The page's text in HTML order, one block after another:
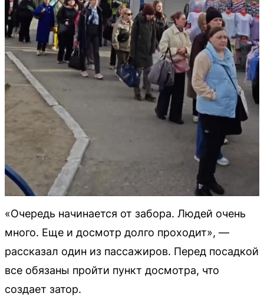
«Очередь начинается от забора. Людей очень
много. Еще и досмотр долго проходит», —
рассказал один из пассажиров. Перед посадкой
все обязаны пройти пункт досмотра, что
создает затор.